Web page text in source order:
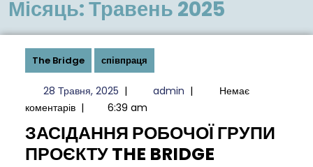
Місяць:Травень 2025
The Bridge співпраця
28 Травня, 202528
Травня,
| admin admin
|
Немає
коментарів | 6:39 am
ЗАСІДАННЯ РОБОЧОЇ ГРУПИ
ПРОЄКТУ THE BRIDGE